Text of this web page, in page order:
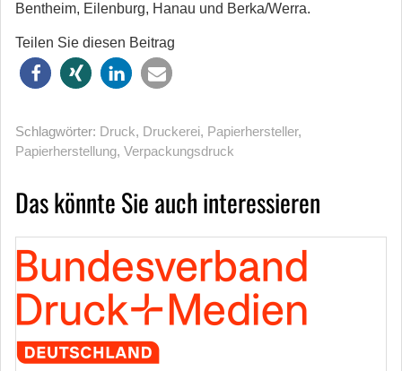
Bentheim, Eilenburg, Hanau und Berka/Werra.
Teilen Sie diesen Beitrag
Schlagwörter: Druck, Druckerei, Papierhersteller,
Papierherstellung, Verpackungsdruck
Das könnte Sie auch interessieren